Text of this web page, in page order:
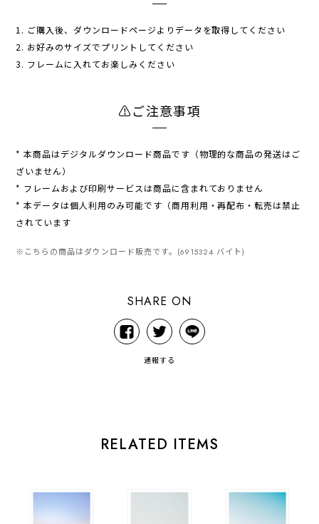
1. ご購入後、ダウンロードページよりデータを取得してください
2. お好みのサイズでプリントしてください
3. フレームに入れてお楽しみください
⚠︎ご注意事項
* 本商品はデジタルダウンロード商品です（物理的な商品の発送はご
ざいません）
* フレームおよび印刷サービスは商品に含まれておりません
* 本データは個人利用のみ可能です（商用利用・再配布・転売は禁止
されています
※こちらの商品はダウンロード販売です。(6915324 バイト)
SHARE ON
通報する
RELATED ITEMS